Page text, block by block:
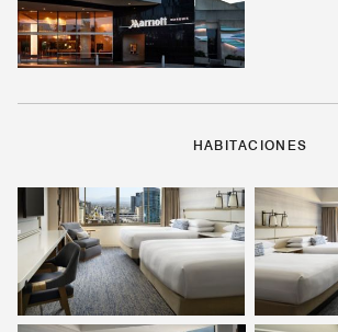
HABITACIONES